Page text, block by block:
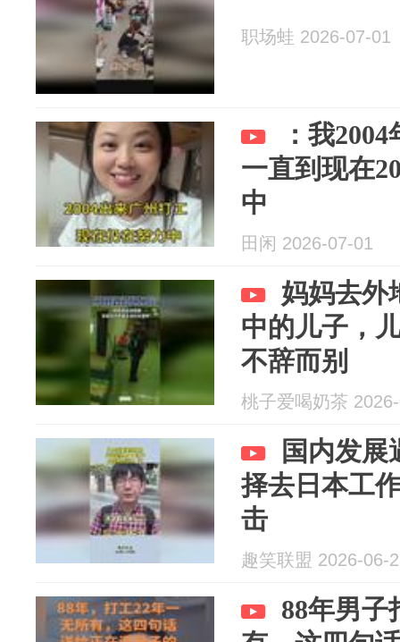
职场蛙 2026-07-01
：我
一直到现在
中
田闲 2026-07-01
妈妈去外
中的儿子，
不辞而别
桃子爱喝奶茶
国内发展
择去日本工
击
趣笑联盟 2026-06-
88年男子